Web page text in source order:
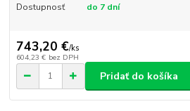
Dostupnosť do 7 dní
743,20 €/ks
604,23 € bez DPH
Pridať do košíka